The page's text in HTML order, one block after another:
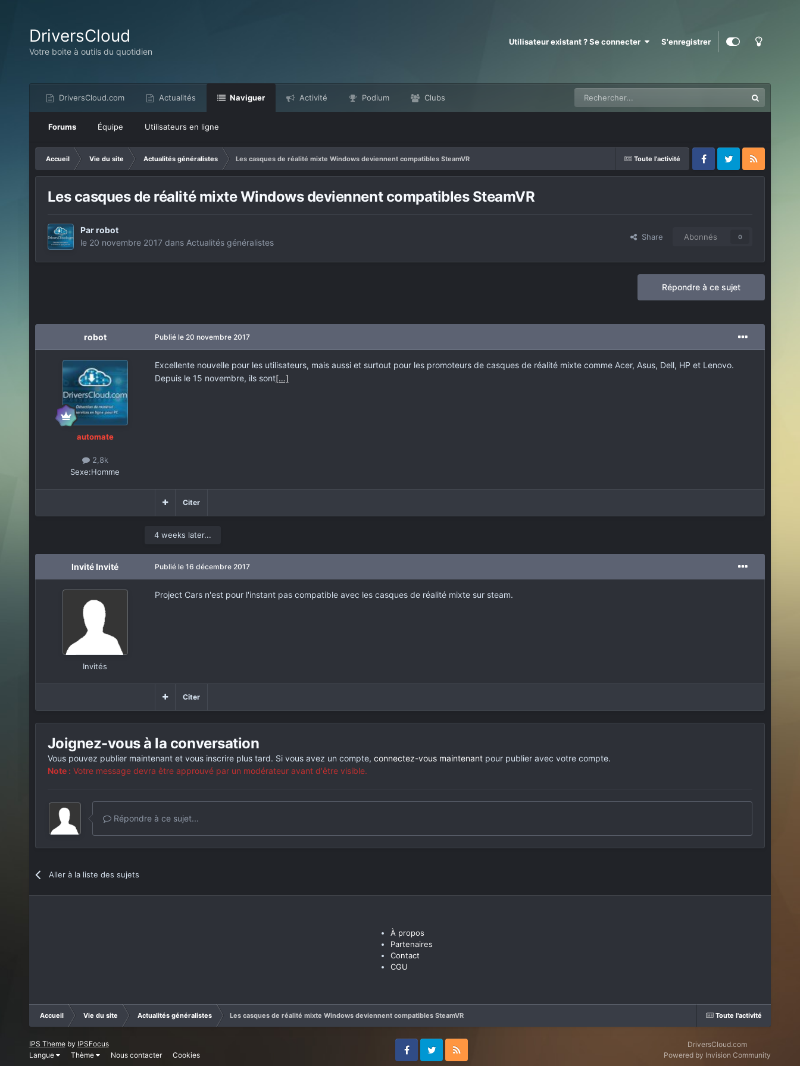
DriversCloud
Votre boite à outils du quotidien
Utilisateur existant ? Se connecter S'enregistrer
DriversCloud.com Actualités Naviguer
Forums Équipe Utilisateurs en ligne
Activité Podium Clubs
Toute l'activité
Accueil Vie du site Actualités généralistes
Les casques de réalité mixte Windows deviennent compatibles SteamVR
FacebookTwitter RSS
Les casques de réalité mixte Windows deviennent compatibles SteamVR
Parrobot
le 20 novembre 2017 dans Actualités généralistes
Share Abonnés 0
Répondre à ce sujet
robot
automate
2,8k
Sexe:Homme
Publié le 20 novembre 2017
Excellente nouvelle pour les utilisateurs, mais aussi et surtout pour les promoteurs de casques de réalité mixte comme Acer, Asus, Dell, HP et Lenovo.
Depuis le 15 novembre, ils sont[…]
Citer
4 weeks later...
Invité Invité
Invités
Publié le 16 décembre 2017
Project Cars n'est pour l'instant pas compatible avec les casques de réalité mixte sur steam.
Citer
Joignez-vous à la conversation
Vous pouvez publier maintenant et vous inscrire plus tard. Si vous avez un compte, connectez-vous maintenantpour publier avec votre compte.
Note : Votre message devra être approuvé par un modérateur avant d'être visible.
Répondre à ce sujet...
Aller à la liste des sujets
À propos
Partenaires
Contact
CGU
Toute l'activité
Accueil Vie du site Actualités généralistes Les casques de réalité mixte Windows deviennent compatibles SteamVR
IPS Themeby IPSFocus
Langue
Thème Nous contacter Cookies
FacebookTwitter RSS
DriversCloud.com
Powered by Invision Community